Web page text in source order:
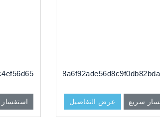
سريع عرض التفاصيل